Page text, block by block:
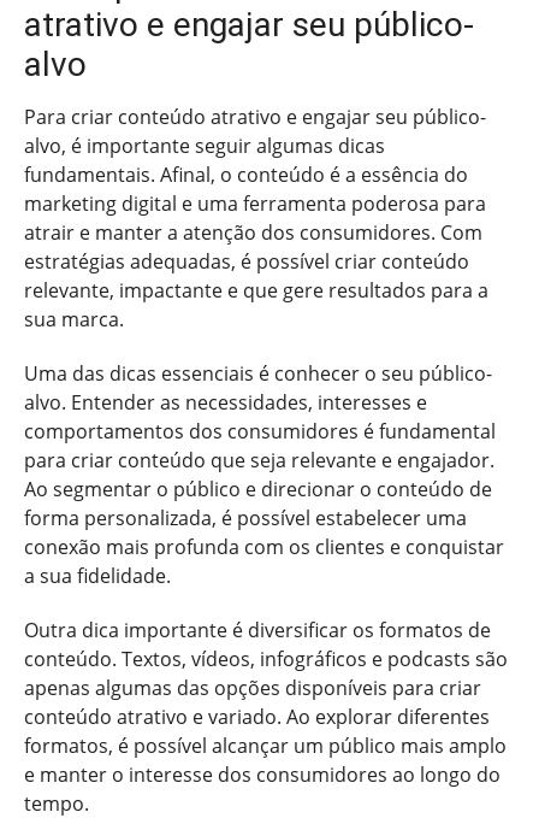
atrativo e engajar seu público-
alvo
Para criar conteúdo atrativo e engajar seu público-
alvo, é importante seguir algumas dicas
fundamentais. Afinal, o conteúdo é a essência do
marketing digital e uma ferramenta poderosa para
atrair e manter a atenção dos consumidores. Com
estratégias adequadas, é possível criar conteúdo
relevante, impactante e que gere resultados para a
sua marca.
Uma das dicas essenciais é conhecer o seu público-
alvo. Entender as necessidades, interesses e
comportamentos dos consumidores é fundamental
para criar conteúdo que seja relevante e engajador.
Ao segmentar o público e direcionar o conteúdo de
forma personalizada, é possível estabelecer uma
conexão mais profunda com os clientes e conquistar
a sua fidelidade.
Outra dica importante é diversificar os formatos de
conteúdo. Textos, vídeos, infográficos e podcasts são
apenas algumas das opções disponíveis para criar
conteúdo atrativo e variado. Ao explorar diferentes
formatos, é possível alcançar um público mais amplo
e manter o interesse dos consumidores ao longo do
tempo.